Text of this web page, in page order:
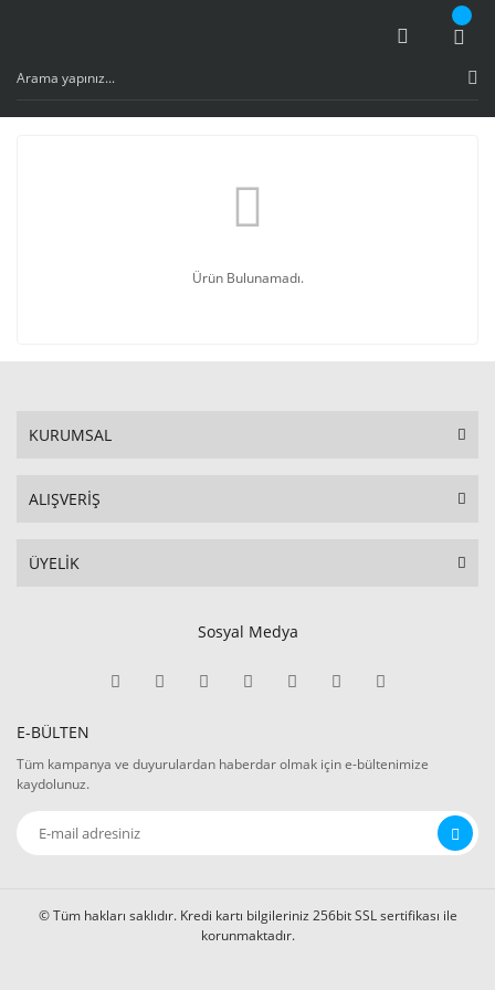
Ürün Bulunamadı.
KURUMSAL
ALIŞVERİŞ
ÜYELİK
Sosyal Medya
E-BÜLTEN
Tüm kampanya ve duyurulardan haberdar olmak için e-bültenimize
kaydolunuz.
© Tüm hakları saklıdır. Kredi kartı bilgileriniz 256bit SSL sertifikası ile
korunmaktadır.